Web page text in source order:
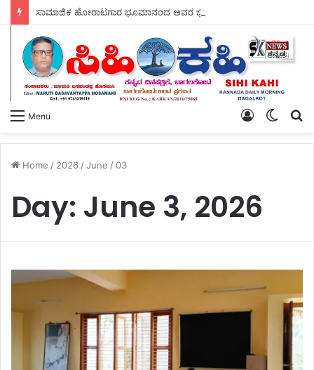
Menu
Switch
Log
Home / 2026 /June /03
Day: June 3, 2026